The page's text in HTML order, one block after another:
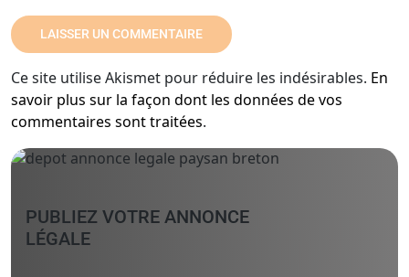
Ce site utilise Akismet pour réduire les indésirables. En
savoir plus sur la façon dont les données de vos
commentaires sont traitées.
PUBLIEZ VOTRE ANNONCE
LÉGALE